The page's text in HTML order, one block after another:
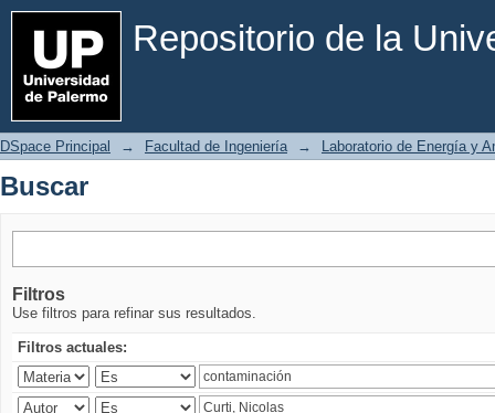
Repositorio de la
Buscar
DSpace Principal → Facultad de Ingeniería → Laboratorio de Energía y
Buscar
Filtros
Use filtros para refinar sus resultados.
Filtros actuales: